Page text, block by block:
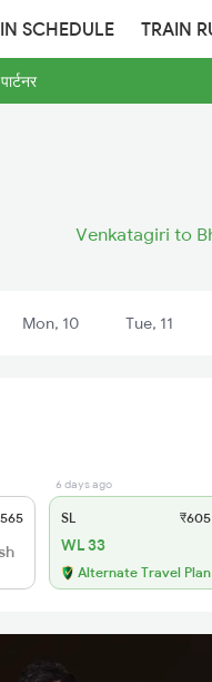
SCHEDULE TRAIN
Venkatagiri to
Mon, 10 Tue, 11
6 days ago
SL ₹605
WL 33
Alternate Travel Plan